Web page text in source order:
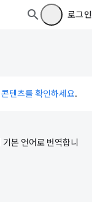
로그인
텐츠를 확인하세요.
본 언어로 번역합니